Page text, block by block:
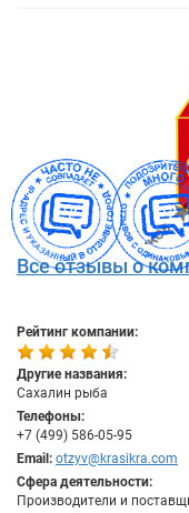
Все отзывы о
Рейтинг компании:
Другие названия:
Сахалин рыба
Телефоны:
+7 (499) 586-05-95
Email: otzyv@krasikra.com
Сфера деятельности:
Производители и